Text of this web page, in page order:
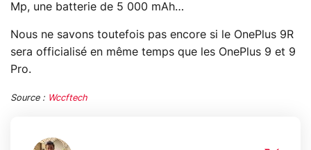
Mp, une batterie de 5 000 mAh…
Nous ne savons toutefois pas encore si le OnePlus 9R
sera officialisé en même temps que les OnePlus 9 et 9
Pro.
Source : Wccftech